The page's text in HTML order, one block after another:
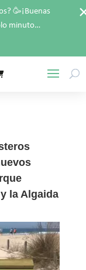
la Algaida
🥳¡Buenas
minuto…